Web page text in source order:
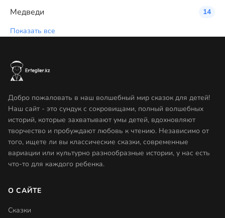
Медведи
14
Показать все
Добро пожаловать в наш волшебный мир сказок для детей!
Наш сайт - это сундук с сокровищами, полный волшебных
историй, которые захватывают умы детей, вдохновляют
творчество и пробуждают любовь к чтению. Независимо от
того, ищете ли вы классические сказки, современные
вариации или культурно разнообразные истории, у нас есть
что-то для каждого ребенка.
О САЙТЕ
Сказки